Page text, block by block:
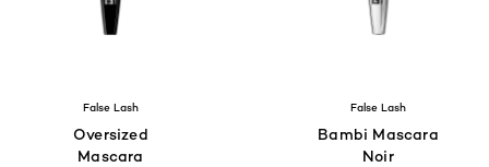
False Lash
Oversized
Mascara
False Lash
Bambi Mascara
Noir